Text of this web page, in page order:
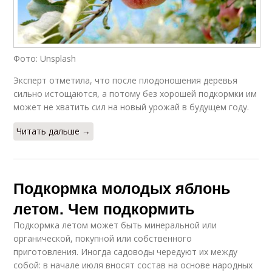
Фото: Unsplash
Эксперт отметила, что после плодоношения деревья
сильно истощаются, а потому без хорошей подкормки им
может не хватить сил на новый урожай в будущем году.
Читать дальше →
Подкормка молодых яблонь
летом. Чем подкормить
Подкормка летом может быть минеральной или
органической, покупной или собственного
приготовления. Иногда садоводы чередуют их между
собой: в начале июля вносят состав на основе народных